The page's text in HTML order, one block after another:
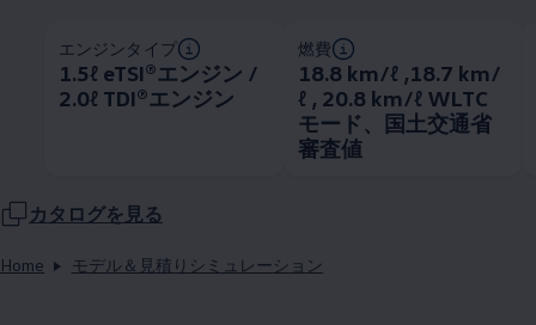
エンジンタイプ
1.5ℓ eTSI®エンジン /
2.0ℓ TDI®エンジン
燃費
18.8 km/ℓ ,18.7 km/
ℓ , 20.8 km/ℓ WLTC
モード、国土交通省
審査値
カタログを見る
Home モデル＆見積りシミュレーション